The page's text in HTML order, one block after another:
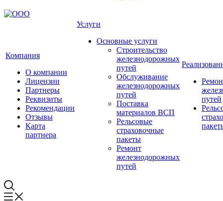
Компания
О компании
Лицензии
Партнеры
Реквизиты
Рекомендации
Отзывы
Карта
партнера
Услуги
Основные услуги
Строительство
железнодорожных
путей
Обслуживание
железнодорожных
путей
Поставка
материалов ВСП
Рельсовые
страховочные
пакеты
Ремонт
железнодорожных
путей
путей